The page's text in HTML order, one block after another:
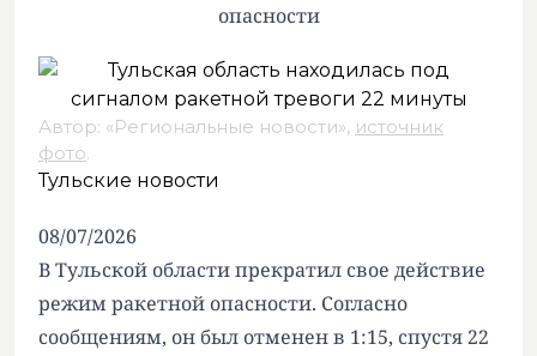
опасности
Автор: «Региональные новости», источник
фото.
Тульские новости
08/07/2026
В Тульской области прекратил свое действие
режим ракетной опасности. Согласно
сообщениям, он был отменен в 1:15, спустя 22